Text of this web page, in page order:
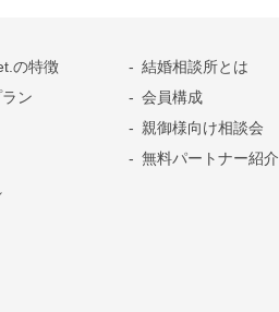
の特徴
ン
結婚相談所とは
会員構成
親御様向け相談会
無料パートナー紹介